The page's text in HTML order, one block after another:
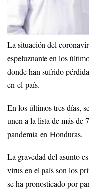
La situación del
espeluznante en los
donde han sufrido
en el país.
En los últimos tres días,
unen a la lista de más de
pandemia en Honduras.
La gravedad del asunto
virus en el país son los
se ha pronosticado por